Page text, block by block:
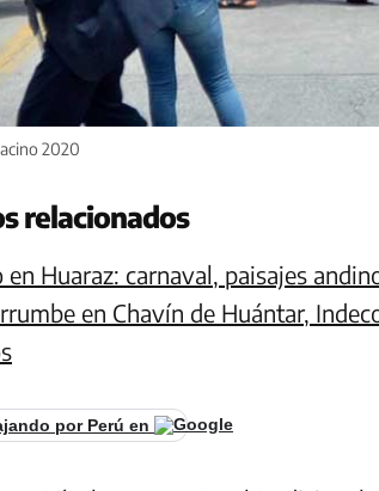
2020
relacionados
en Huaraz: carnaval, paisajes
en Chavín de Huántar,
por Perú en